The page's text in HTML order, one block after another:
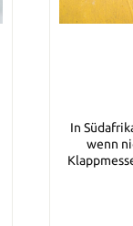
Counter
In
wenn